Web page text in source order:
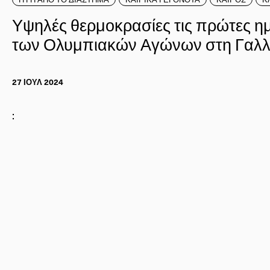
Υψηλές θερμοκρασίες τις πρώτες
των Ολυμπιακών Αγώνων στη
27 ΙΟΥΛ 2024
: